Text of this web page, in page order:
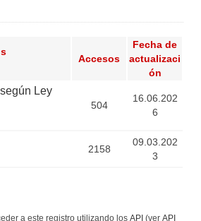
Accesos
Fecha de
actualizaci
ón
Ley
504
16.06.202
6
2158
09.03.202
3
a este registro utilizando los API (ver API